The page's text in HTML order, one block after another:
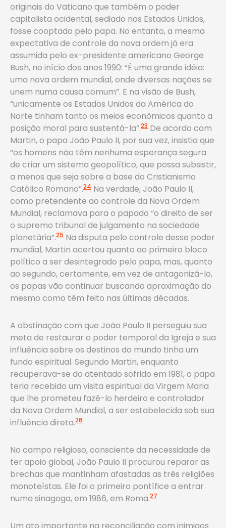
originais do Vaticano que também o poder
capitalista ocidental, sediado nos Estados Unidos,
fosse cooptado pelo papa. No entanto, a mesma
expectativa de controle da nova ordem já era
assumida pelo ex-presidente americano George
Bush, no início dos anos 1990: “É uma grande idéia:
uma nova ordem mundial, onde diversas nações se
unem numa causa comum”. E na visão de Bush,
“unicamente os Estados Unidos da América do
Norte tinham tanto os meios econômicos quanto a
posição moral para sustentá-la”.23 De acordo com
Martin, o papa João Paulo II, por sua vez, insistia que
“os homens não têm nenhuma esperança segura
de criar um sistema geopolítico, que possa subsistir,
a menos que seja sobre a base do Cristianismo
Católico Romano”.24 Na verdade, João Paulo II,
como pretendente ao controle da Nova Ordem
Mundial, reclamava para o papado “o direito de ser
o supremo tribunal de julgamento na sociedade
planetária”.25 Na disputa pelo controle desse poder
mundial, Martin acertou quanto ao primeiro bloco
político a ser desintegrado pelo papa, mas, quanto
ao segundo, certamente, em vez de antagonizá-lo,
os papas vão continuar buscando aproximação do
mesmo como têm feito nas últimas décadas.
A obstinação com que João Paulo II perseguiu sua
meta de restaurar o poder temporal da Igreja e sua
influência sobre os destinos do mundo tinha um
fundo espiritual. Segundo Martin, enquanto
recuperava-se do atentado sofrido em 1981, o papa
teria recebido um visita espiritual da Virgem Maria
que lhe prometeu fazê-lo herdeiro e controlador
da Nova Ordem Mundial, a ser estabelecida sob sua
influência direta.26
No campo religioso, consciente da necessidade de
ter apoio global, João Paulo II procurou reparar as
brechas que mantinham afastadas as três religiões
monoteístas. Ele foi o primeiro pontífice a entrar
numa sinagoga, em 1986, em Roma.27